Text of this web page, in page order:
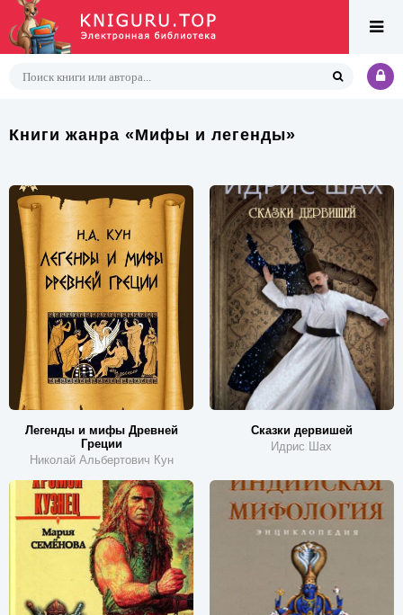
Книги жанра «Мифы и легенды»
Легенды и мифы Древней
Греции
Николай Альбертович Кун
Сказки дервишей
Идрис Шах